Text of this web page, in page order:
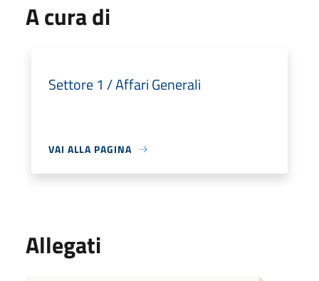
A cura di
Settore 1 / Affari Generali
VAI ALLA PAGINA
Allegati